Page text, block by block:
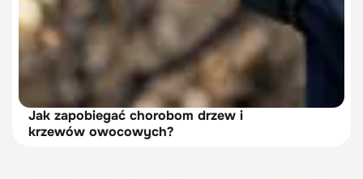
Jak zapobiegać chorobom drzew i
krzewów owocowych?